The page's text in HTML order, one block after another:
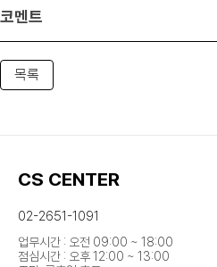
코멘트
목록
CS CENTER
02-2651-1091
업무시간 : 오전 09:00 ~ 18:00
점심시간 : 오후 12:00 ~ 13:00